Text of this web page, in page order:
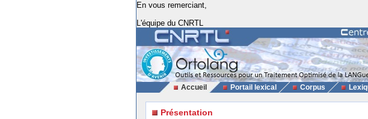
En vous remerciant,
L'équipe du CNRTL
Accueil Portail lexical Corpus
Présentation